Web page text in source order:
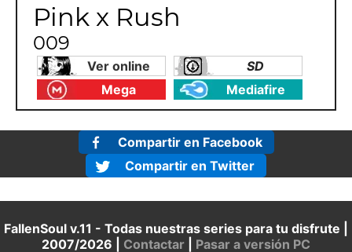
Pink x Rush
009
Ver online
SD
Mega
Mediafire
Compartir en Facebook
Compartir en Twitter
FallenSoul v.11 - Todas nuestras series para tu disfrute |
2007/2026 | Contactar Pasar a versión PC